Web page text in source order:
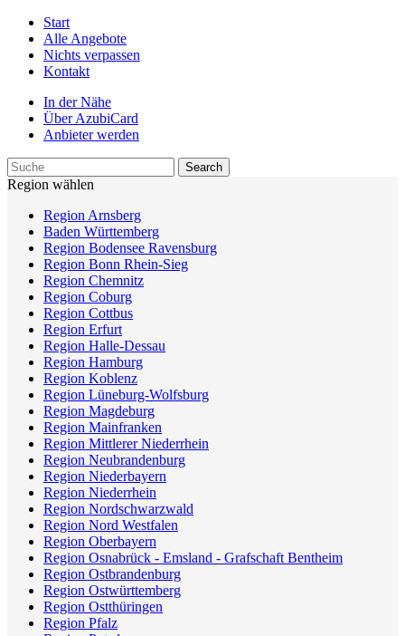
Start
Alle Angebote
Nichts verpassen
Kontakt
In der Nähe
Über AzubiCard
Anbieter werden
Region wählen
Region Arnsberg
Baden Württemberg
Region Bodensee Ravensburg
Region Bonn Rhein-Sieg
Region Chemnitz
Region Coburg
Region Cottbus
Region Erfurt
Region Halle-Dessau
Region Hamburg
Region Koblenz
Region Lüneburg-Wolfsburg
Region Magdeburg
Region Mainfranken
Region Mittlerer Niederrhein
Region Neubrandenburg
Region Niederbayern
Region Niederrhein
Region Nordschwarzwald
Region Nord Westfalen
Region Oberbayern
Region Osnabrück - Emsland - Grafschaft Bentheim
Region Ostbrandenburg
Region Ostwürttemberg
Region Ostthüringen
Region Pfalz